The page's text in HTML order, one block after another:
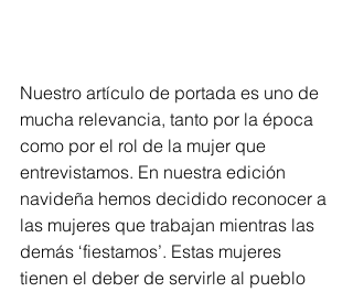
Nuestro artículo de portada es uno de
mucha relevancia, tanto por la época
como por el rol de la mujer que
entrevistamos. En nuestra edición
navideña hemos decidido reconocer a
las mujeres que trabajan mientras las
demás ‘fiestamos’. Estas mujeres
tienen el deber de servirle al pueblo